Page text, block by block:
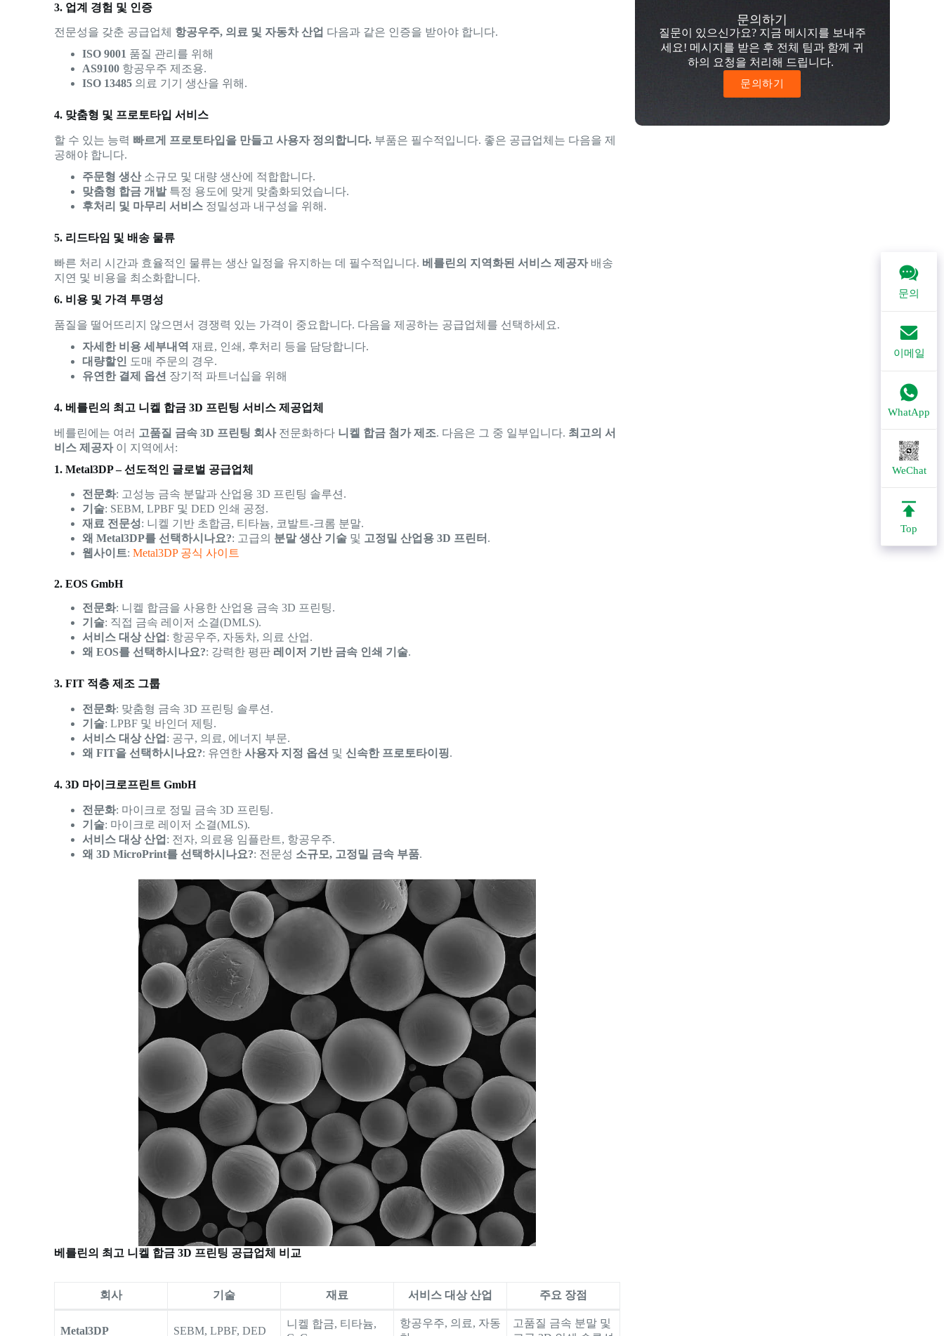
문의
이메일
WhatApp
WeChat
Top
3. 업계 경험 및 인증
전문성을 갖춘 공급업체 항공우주, 의료 및 자동차 산업 다음과 같은 인증을 받아야 합니다.
ISO 9001 품질 관리를 위해
AS9100 항공우주 제조용.
ISO 13485 의료 기기 생산을 위해.
4. 맞춤형 및 프로토타입 서비스
할 수 있는 능력 빠르게 프로토타입을 만들고 사용자 정의합니다. 부품은 필수적입니다. 좋은 공급업체는 다음을 제
공해야 합니다.
주문형 생산소규모 및 대량 생산에 적합합니다.
맞춤형 합금 개발특정 용도에 맞게 맞춤화되었습니다.
후처리 및 마무리 서비스 정밀성과 내구성을 위해.
5. 리드타임 및 배송 물류
빠른 처리 시간과 효율적인 물류는 생산 일정을 유지하는 데 필수적입니다. 베를린의 지역화된 서비스 제공자배송
지연 및 비용을 최소화합니다.
6. 비용 및 가격 투명성
품질을 떨어뜨리지 않으면서 경쟁력 있는 가격이 중요합니다. 다음을 제공하는 공급업체를 선택하세요.
자세한 비용 세부내역 재료, 인쇄, 후처리 등을 담당합니다.
대량할인 도매 주문의 경우.
유연한 결제 옵션 장기적 파트너십을 위해
4. 베를린의 최고 니켈 합금 3D 프린팅 서비스 제공업체
베를린에는 여러 고품질 금속 3D 프린팅 회사전문화하다 니켈 합금 첨가 제조. 다음은 그 중 일부입니다. 최고의 서
비스 제공자이 지역에서:
1. Metal3DP – 선도적인 글로벌 공급업체
전문화: 고성능 금속 분말과 산업용 3D 프린팅 솔루션.
기술: SEBM, LPBF 및 DED 인쇄 공정.
재료 전문성: 니켈 기반 초합금, 티타늄, 코발트-크롬 분말.
왜 Metal3DP를 선택하시나요?: 고급의 분말 생산 기술 및 고정밀 산업용 3D 프린터 .
웹사이트:Metal3DP 공식 사이트
2. EOS GmbH
전문화: 니켈 합금을 사용한 산업용 금속 3D 프린팅.
기술: 직접 금속 레이저 소결(DMLS).
서비스 대상 산업 : 항공우주, 자동차, 의료 산업.
왜 EOS를 선택하시나요?: 강력한 평판 레이저 기반 금속 인쇄 기술.
3. FIT 적층 제조 그룹
전문화: 맞춤형 금속 3D 프린팅 솔루션.
기술: LPBF 및 바인더 제팅.
서비스 대상 산업 : 공구, 의료, 에너지 부문.
왜 FIT을 선택하시나요?: 유연한사용자 지정 옵션 및 신속한 프로토타이핑.
4. 3D 마이크로프린트 GmbH
전문화: 마이크로 정밀 금속 3D 프린팅.
기술: 마이크로 레이저 소결(MLS).
서비스 대상 산업 : 전자, 의료용 임플란트, 항공우주.
왜 3D MicroPrint를 선택하시나요?: 전문성 소규모, 고정밀 금속 부품.
베를린의 최고 니켈 합금 3D 프린팅 공급업체 비교
회사 기술 재료 서비스 대상 산업 주요 장점
Metal3DP SEBM, LPBF, DED
니켈 합금, 티타늄,
항공우주, 의료, 자동
고품질 금속 분말 및
문의하기
질문이 있으신가요? 지금 메시지를 보내주
세요! 메시지를 받은 후 전체 팀과 함께 귀
하의 요청을 처리해 드립니다.
문의하기